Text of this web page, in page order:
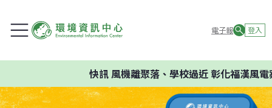
電子報 登入
快訊風機離聚落、學校過近 彰化福漢風電